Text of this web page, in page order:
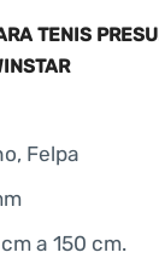
TENIS
Felpa
a 150 cm.